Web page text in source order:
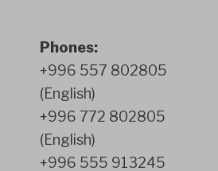
Phones:
+996 557 802805
(English)
+996 772 802805
(English)
+996 555 913245